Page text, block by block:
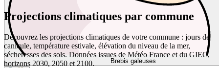
Brebis galeuses
Projections climatiques par commune
Découvrez les projections climatiques de votre commune : jours de
canicule, température estivale, élévation du niveau de la mer,
sécheresses des sols. Données issues de Météo France et du GIEC,
horizons 2030, 2050 et 2100.